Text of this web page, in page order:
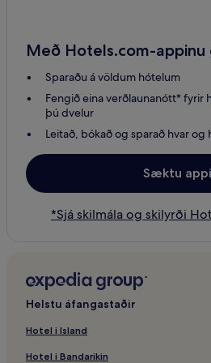
Með Hotels.com-appinu
Sparaðu á völdum hótelum
Fengið eina verðlaunanótt* fyrir
þú dvelur
Leitað, bókað og sparað hvar
Sæktu
*Sjá skilmála og skilyrði
Helstu áfangastaðir
Hotel i Island
Hotel i Bandarikin